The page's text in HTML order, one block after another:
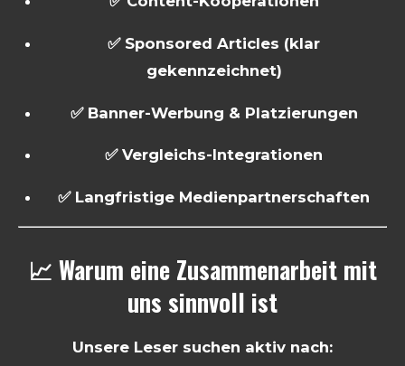
✅ Sponsored Articles (klar
gekennzeichnet)
✅ Banner-Werbung & Platzierungen
✅ Vergleichs-Integrationen
✅ Langfristige Medienpartnerschaften
📈 Warum eine Zusammenarbeit mit
uns sinnvoll ist
Unsere Leser suchen aktiv nach: